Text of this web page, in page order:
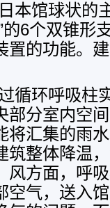
本馆球状的
的6个双锥形
置的功能。
循环呼吸柱
部分室内空
将汇集的雨
筑整体降温
方面，呼
空气，送入